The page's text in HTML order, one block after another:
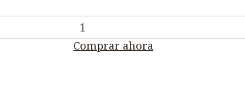
Comprar ahora